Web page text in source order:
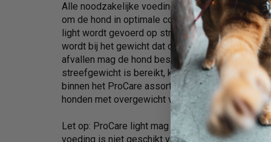
Alle noodzakelijke voedingselementen zijn in de
om de hond in optimale conditie te houden
light wordt gevoerd op streefgewicht, dit is de
wordt bij het gewicht dat de hond moet bereiken.
afvallen mag de hond beslist geen bijvoeding
streefgewicht is bereikt, kunt u overschakelen
binnen het ProCare assortiment. ProCare light is
honden met overgewicht vanaf 18 maanden.
Let op: ProCare light mag niet langer dan 6
voeding is niet geschikt voor drachtige teven.